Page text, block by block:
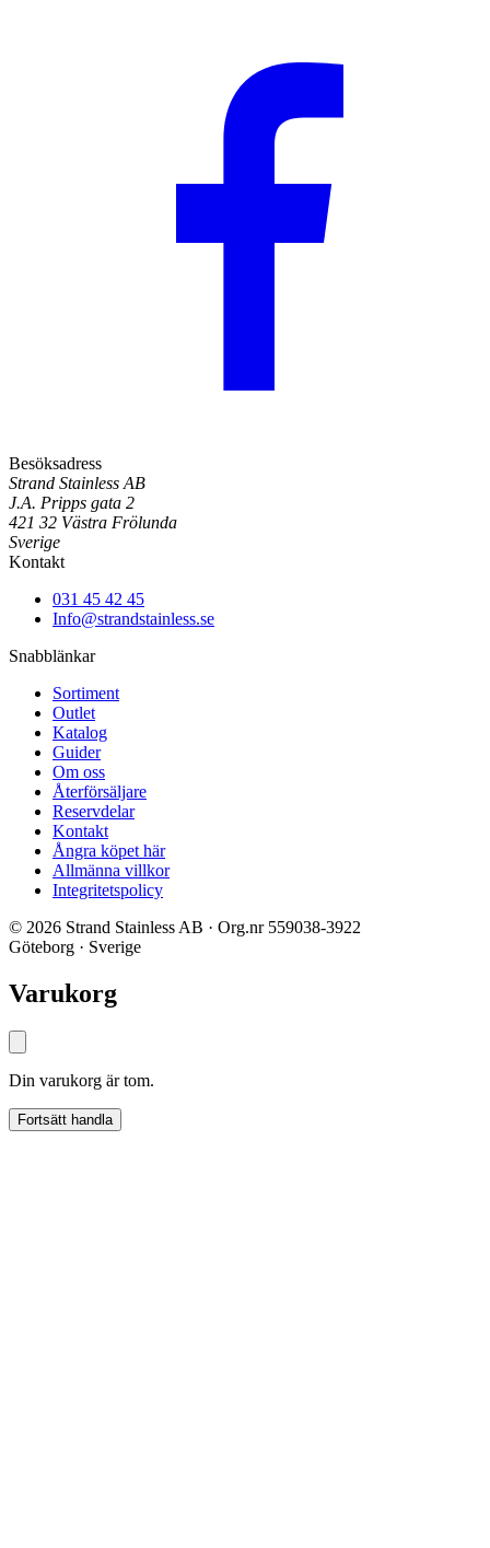
Besöksadress
Strand Stainless AB
J.A. Pripps gata 2
421 32 Västra Frölunda
Sverige
Kontakt
031 45 42 45
Info@strandstainless.se
Snabblänkar
Sortiment
Outlet
Katalog
Guider
Om oss
Återförsäljare
Reservdelar
Kontakt
Ångra köpet här
Allmänna villkor
Integritetspolicy
© 2026 Strand Stainless AB · Org.nr 559038-3922
Göteborg · Sverige
Varukorg
Din varukorg är tom.
Fortsätt handla